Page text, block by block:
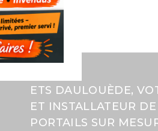
ETS DAULOUÈDE,
ET INSTALLATEUR
PORTAILS SUR